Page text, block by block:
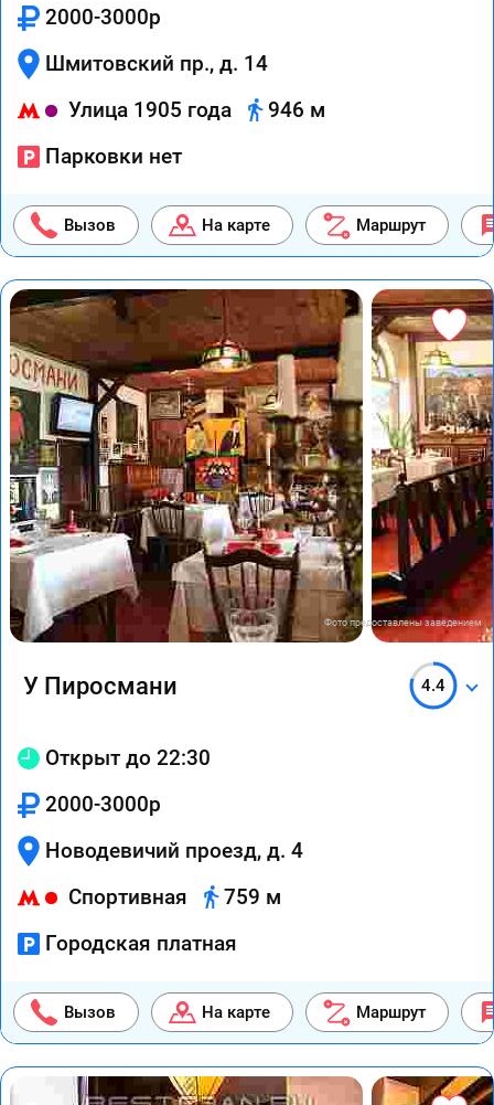
2000-3000р
Шмитовский пр., д. 14
Улица 1905 года
946 м
Парковки нет
Вызов На карте Маршрут
Фото предоставлены заведением
У Пиросмани 4.4
Открыт до 22:30
2000-3000р
Новодевичий проезд, д. 4
Спортивная
759 м
Городская платная
Вызов На карте Маршрут